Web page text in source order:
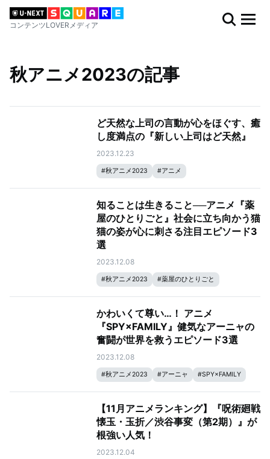
コンテンツLOVERメディア
秋アニメ2023の記事
ど天然な上司の言動が心をほぐす、癒
し度満点の『新しい上司はど天然』
2023.12.23
#秋アニメ2023 #アニメ
知ることは生きること──アニメ『薬
屋のひとりごと』社会に立ち向かう猫
猫の姿が心に刺さる注目エピソード3
選
2023.12.08
#秋アニメ2023 #薬屋のひとりごと
かわいくて尊い…！ アニメ
『SPY×FAMILY』健気なアーニャの
奮闘が世界を救うエピソード3選
2023.12.08
#秋アニメ2023 #アーニャ #SPY×FAMILY
【11月アニメランキング】『呪術廻戦
懐玉・玉折／渋谷事変（第2期）』が
根強い人気！
2023.12.04